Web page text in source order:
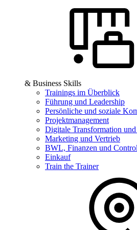
& Business Skills
Trainings im Überblick
Führung und Leadership
Persönliche und soziale
Projektmanagement
Digitale Transformation
Marketing und Vertrieb
BWL, Finanzen und
Einkauf
Train the Trainer